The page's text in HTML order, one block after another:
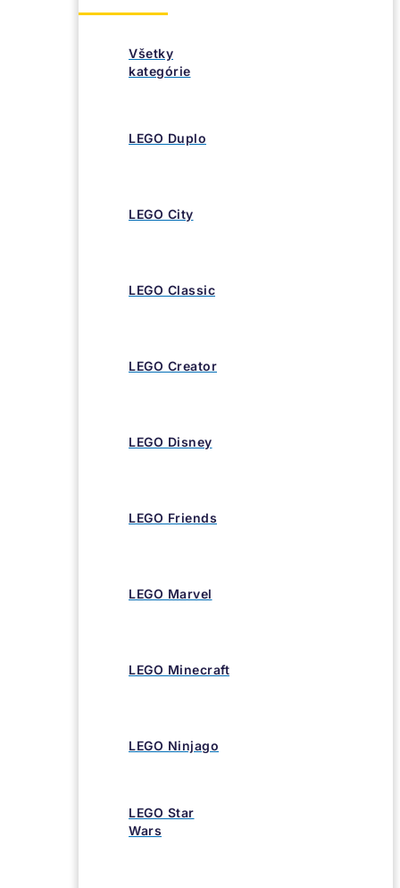
Všetky
kategórie
LEGO Duplo
LEGO City
LEGO Classic
LEGO Creator
LEGO Disney
LEGO Friends
LEGO Marvel
LEGO Minecraft
LEGO Ninjago
LEGO Star
Wars